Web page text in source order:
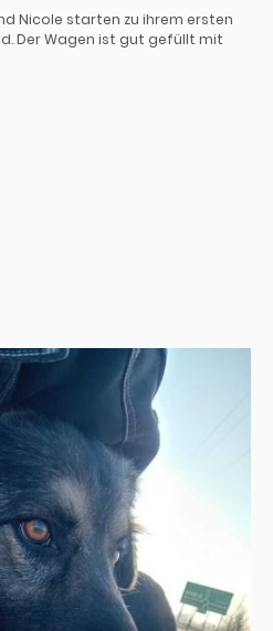
Nicole starten zu ihrem ersten
Der Wagen ist gut gefüllt mit